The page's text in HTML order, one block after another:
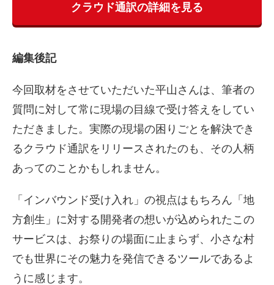
クラウド通訳の詳細を見る
編集後記
今回取材をさせていただいた平山さんは、筆者の
質問に対して常に現場の目線で受け答えをしてい
ただきました。実際の現場の困りごとを解決でき
るクラウド通訳をリリースされたのも、その人柄
あってのことかもしれません。
「インバウンド受け入れ」の視点はもちろん「地
方創生」に対する開発者の想いが込められたこの
サービスは、お祭りの場面に止まらず、小さな村
でも世界にその魅力を発信できるツールであるよ
うに感じます。